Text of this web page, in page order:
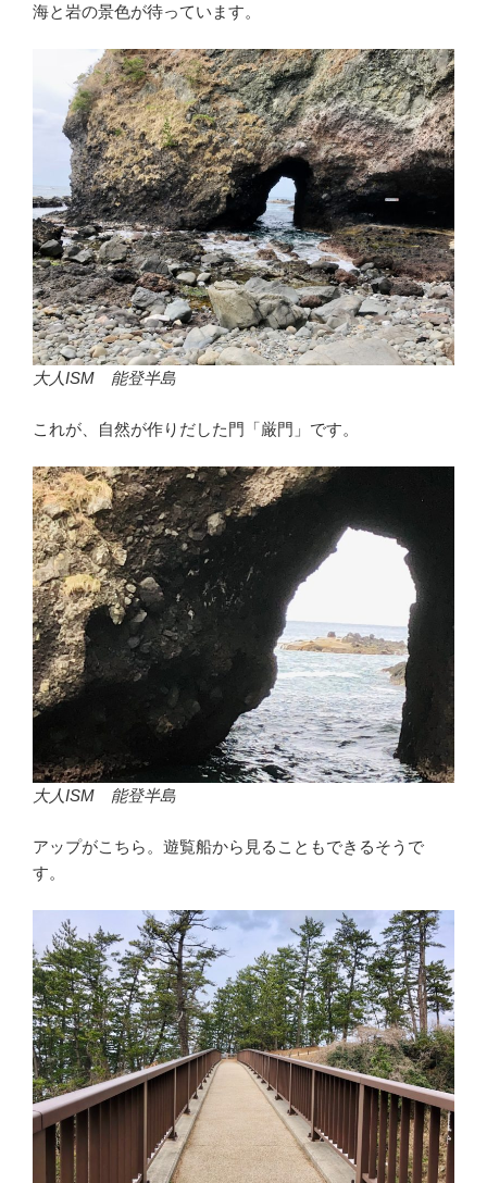
海と岩の景色が待っています。
大人ISM 能登半島
これが、自然が作りだした門「厳門」です。
大人ISM 能登半島
アップがこちら。遊覧船から見ることもできるそうで
す。